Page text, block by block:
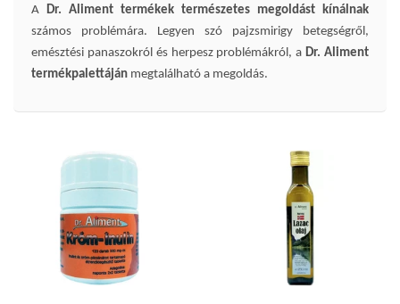
A Dr. Aliment termékek természetes megoldást kínálnak
számos problémára. Legyen szó pajzsmirigy betegségről,
emésztési panaszokról és herpesz problémákról, a Dr. Aliment
termékpalettáján megtalálható a megoldás.